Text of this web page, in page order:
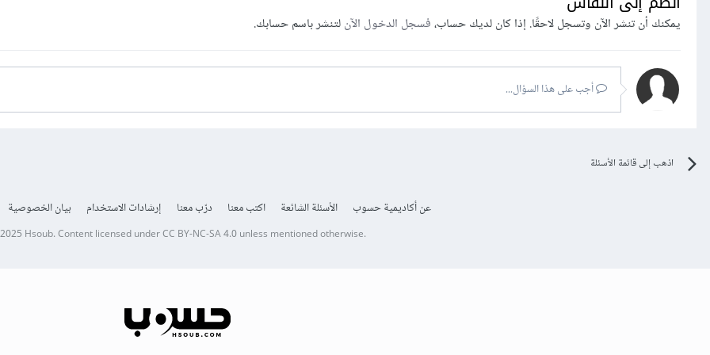
يمكنك أن تنشر الآن وتسجل لاحقًا. إذا كان لديك حساب،فسجل الدخول الآنلتنشر باسم حسابك.
أجب على هذا السؤال...
اذهب إلى قائمة الأسئلة
عن أكاديمية حسوب الأسئلة الشائعة اكتب معنا درّب معنا إرشادات الاستخدام بيان الخصوصية
Hsoub.Content licensed underCC BY-NC-SA 4.0unless mentioned otherwise.